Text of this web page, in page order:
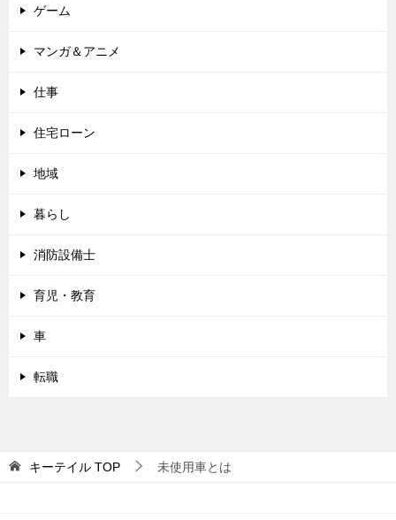
ゲーム
マンガ＆アニメ
仕事
住宅ローン
地域
暮らし
消防設備士
育児・教育
車
転職
キーテイル TOP 未使用車とは